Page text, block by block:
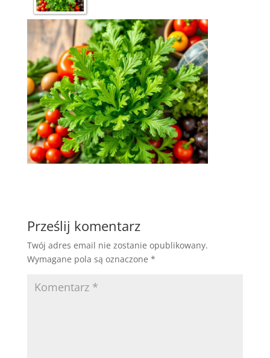
Prześlij komentarz
Twój adres email nie zostanie opublikowany.
Wymagane pola są oznaczone *